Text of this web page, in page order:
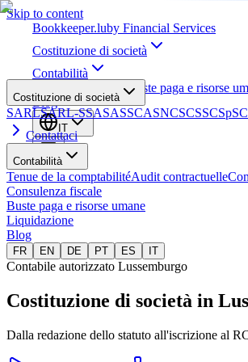
Skip to content
Bookkeeper.luby Financial Services
Costituzione di società
Contabilità
Consulenza fiscale Buste paga e risorse
Blog
IT
Costituzione di società
SARLSARL-SSASASSCASNCSCSSCSpSC
Contattaci
Contabilità
Tenue de la comptabilitéAudit contractuelle
Consulenza fiscale
Buste paga e risorse umane
Liquidazione
Blog
FR EN DE PT ES IT
Contabile autorizzato Lussemburgo
Costituzione di società in
Dalla redazione dello statuto all'iscrizione al